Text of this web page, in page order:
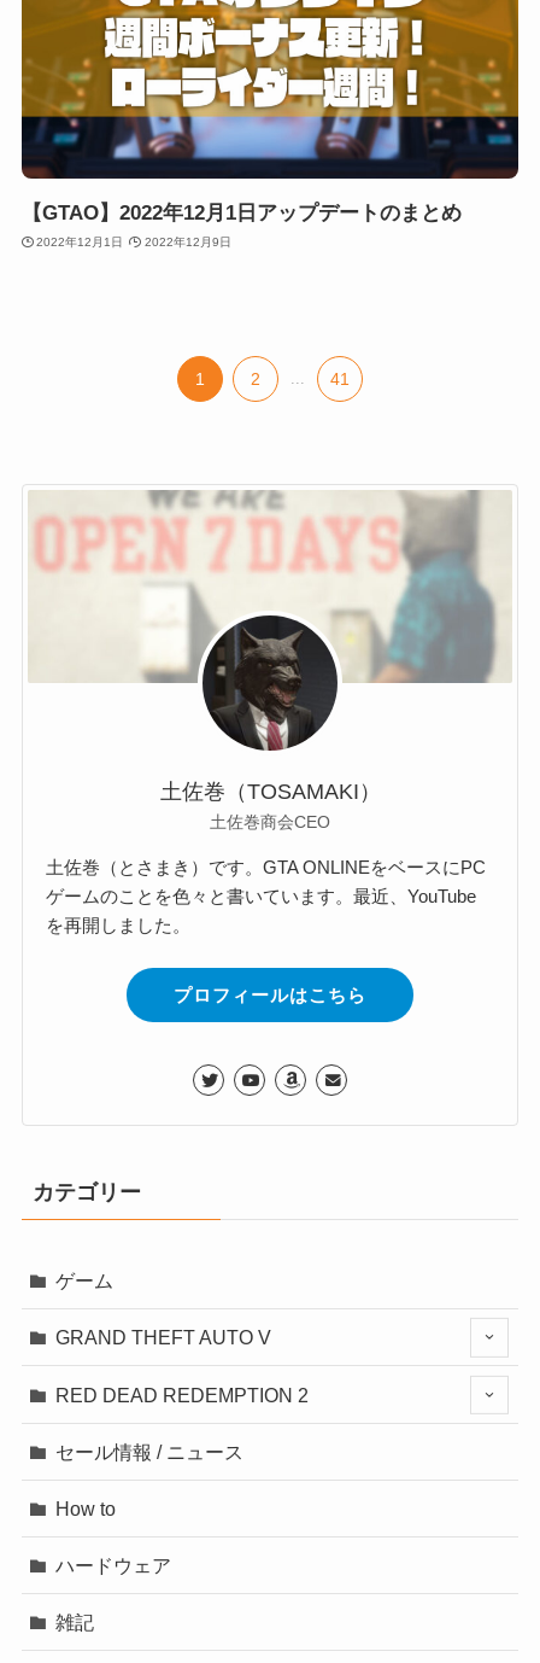
【GTAO】2022年12月1日アップデートのまとめ
2022年12月1日 2022年12月9日
1 2 41
土佐巻（TOSAMAKI）
土佐巻商会CEO
土佐巻（とさまき）です。GTA ONLINEをベースにPC
ゲームのことを色々と書いています。最近、YouTube
を再開しました。
プロフィールはこちら
カテゴリー
ゲーム
GRAND THEFT AUTO V
RED DEAD REDEMPTION 2
セール情報 / ニュース
How to
ハードウェア
雑記